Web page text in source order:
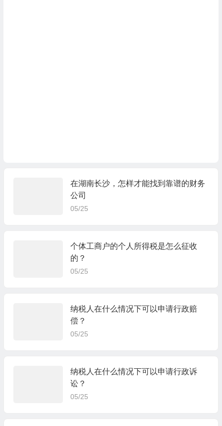
在湖南长沙，怎样才能找到靠谱的财务
公司
05/25
个体工商户的个人所得税是怎么征收
的？
05/25
纳税人在什么情况下可以申请行政赔
偿？
05/25
纳税人在什么情况下可以申请行政诉
讼？
05/25